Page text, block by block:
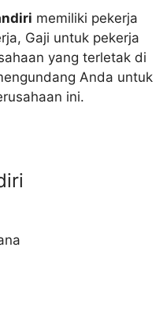
memiliki pekerja
Gaji untuk pekerja
yang terletak di
Anda untuk
ini.